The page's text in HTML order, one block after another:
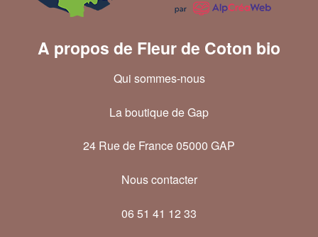
A propos de Fleur de Coton bio
Qui sommes-nous
La boutique de Gap
24 Rue de France 05000 GAP
Nous contacter
06 51 41 12 33